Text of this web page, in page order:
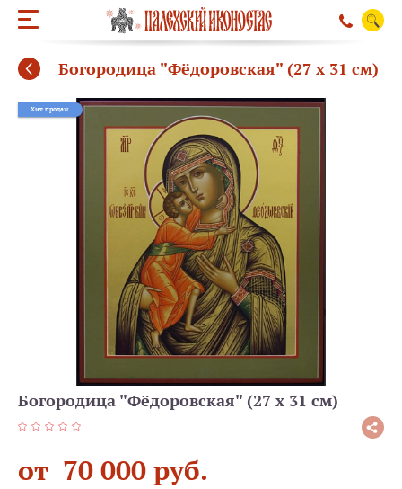
ОБРАТНЫЙ
Богородица "Фёдоровская" (27 х 31 см)
Хит продаж
Богородица "Фёдоровская" (27 х 31 см)
от 70 000 руб.